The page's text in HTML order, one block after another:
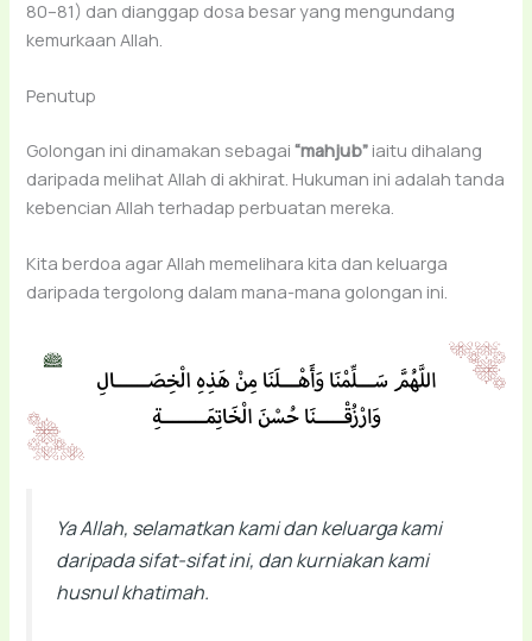
80–81) dan dianggap dosa besar yang mengundang
kemurkaan Allah.
Penutup
Golongan ini dinamakan sebagai“mahjub” iaitu dihalang
daripada melihat Allah di akhirat. Hukuman ini adalah tanda
kebencian Allah terhadap perbuatan mereka.
Kita berdoa agar Allah memelihara kita dan keluarga
daripada tergolong dalam mana-mana golongan ini.
Ya Allah, selamatkan kami dan keluarga kami
daripada sifat-sifat ini, dan kurniakan kami
husnul khatimah.